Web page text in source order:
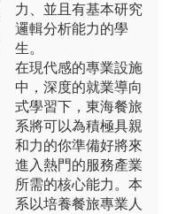
力、並且有基本研究
邏輯分析能力的學
生。
在現代感的專業設施
中，深度的就業導向
式學習下，東海餐旅
系將可以為積極具親
和力的你準備好將來
進入熱門的服務產業
所需的核心能力。本
系以培養餐旅專業人